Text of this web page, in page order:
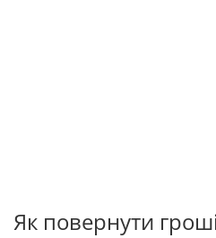
Як повернути